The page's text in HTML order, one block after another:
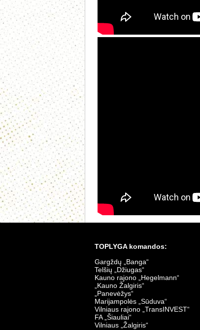
TOPLYGA komandos:
Gargždų „Banga“
Telšių „Džiugas“
Kauno rajono „Hegelmann“
„Kauno Žalgiris“
„Panevėžys“
Marijampolės „Sūduva“
Vilniaus rajono „TransINVEST“
FA „Šiauliai“
Vilniaus „Žalgiris“